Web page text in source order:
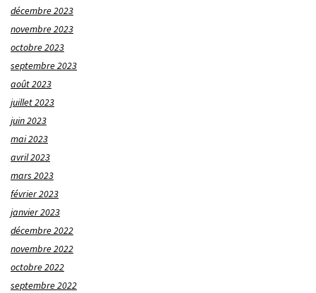
décembre 2023
novembre 2023
octobre 2023
septembre 2023
août 2023
juillet 2023
juin 2023
mai 2023
avril 2023
mars 2023
février 2023
janvier 2023
décembre 2022
novembre 2022
octobre 2022
septembre 2022